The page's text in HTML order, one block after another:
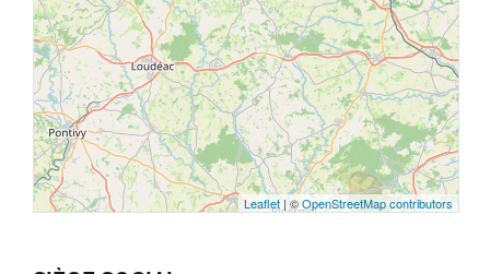
Leaflet | ©OpenStreetMap contributors